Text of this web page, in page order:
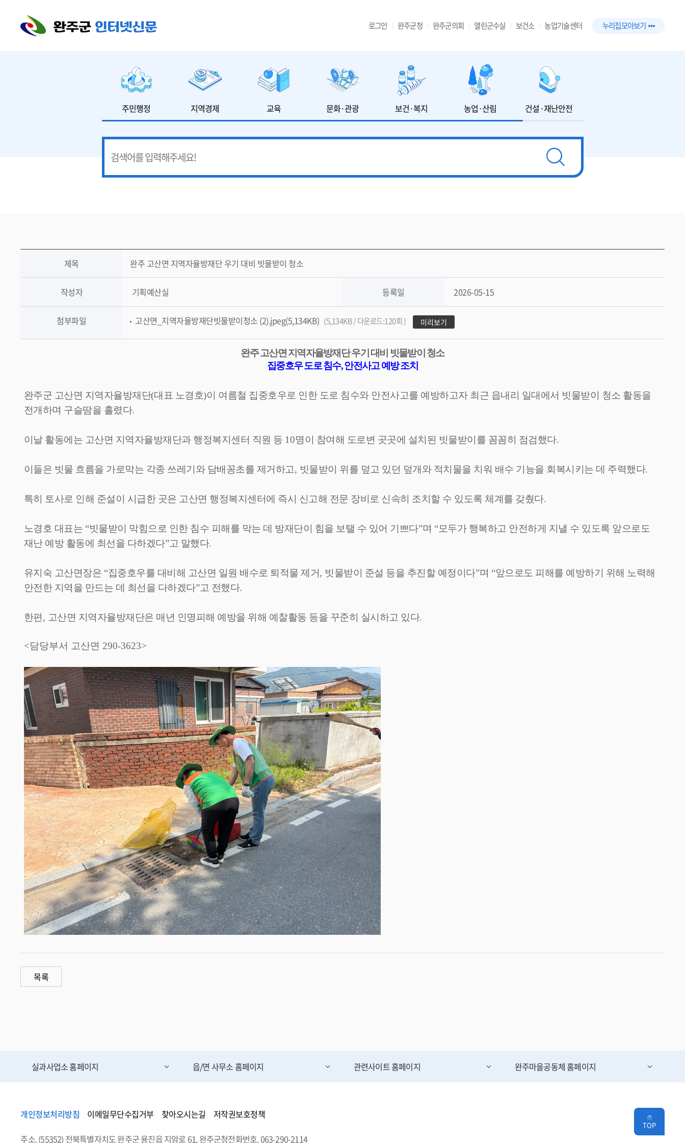
로그인 완주군청 완주군의회 열린군수실 보건소 농업기술센터 누리집 모아보기
주민행정 지역경제 교육 문화·관광 보건·복지 농업·산림 건설·재난안전
제목 완주 고산면 지역자율방재단 우기 대비 빗물받이 청소
작성자 기획예산실 등록일 2026-05-15
첨부파일 고산면_지역자율방재단빗물받이청소 (2).jpeg(5,134KB) (5,134KB / 다운로드:120회 ) 미리보기
완주 고산면 지역자율방재단 우기 대비 빗물받이 청소
집중호우 도로 침수,안전사고 예방 조치
완주군 고산면 지역자율방재단(대표 노경호)이 여름철 집중호우로 인한 도로 침수와 안전사고를 예방하고자 최근 읍내리 일대에서 빗물받이 청소 활동을
전개하며 구슬땀을 흘렸다.
이날 활동에는 고산면 지역자율방재단과 행정복지센터 직원 등 10명이 참여해 도로변 곳곳에 설치된 빗물받이를 꼼꼼히 점검했다.
이들은 빗물 흐름을 가로막는 각종 쓰레기와 담배꽁초를 제거하고, 빗물받이 위를 덮고 있던 덮개와 적치물을 치워 배수 기능을 회복시키는 데 주력했다.
특히 토사로 인해 준설이 시급한 곳은 고산면 행정복지센터에 즉시 신고해 전문 장비로 신속히 조치할 수 있도록 체계를 갖췄다.
노경호 대표는 “빗물받이 막힘으로 인한 침수 피해를 막는 데 방재단이 힘을 보탤 수 있어 기쁘다”며 “모두가 행복하고 안전하게 지낼 수 있도록 앞으로도
재난 예방 활동에 최선을 다하겠다”고 말했다.
유지숙 고산면장은 “집중호우를 대비해 고산면 일원 배수로 퇴적물 제거, 빗물받이 준설 등을 추진할 예정이다”며 “앞으로도 피해를 예방하기 위해 노력해
안전한 지역을 만드는 데 최선을 다하겠다”고 전했다.
한편 , 고산면 지역자율방재단은 매년 인명피해 예방을 위해 예찰활동 등을 꾸준히 실시하고 있다.
<담당부서 고산면 290-3623>
목록
실과사업소홈페이지 읍/면 사무소홈페이지 관련사이트홈페이지 완주마을공동체홈페이지
개인정보처리방침 이메일무단수집거부 찾아오시는길 저작권보호정책
주소. (55352) 전북특별자치도 완주군 용진읍 지암로 61, 완주군청전화번호. 063-290-2114
TOP